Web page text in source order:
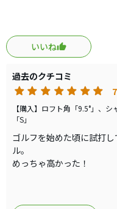
と思ってもちょっと上
上がり過ぎなのでランも
240ヤードが精一杯(TT)
とは言え
捕まりが良く
打感はサイコーです。
いいね
過去のクチコミ
7
【購入】ロフト角「9.5°」、
「S」
ゴルフを始めた頃に試打
ル。
めっちゃ高かった！
安くなったら